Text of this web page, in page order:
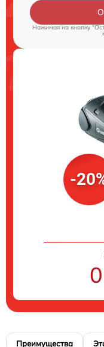
Нажимая на кнопку
-
Преимущества